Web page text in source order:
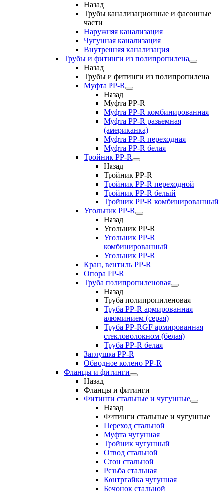
Назад
Трубы канализационные и фасонные
части
Наружняя канализация
Чугунная канализация
Внутренняя канализация
Трубы и фитинги из полипропилена
Назад
Трубы и фитинги из полипропилена
Муфта PP-R
Назад
Муфта PP-R
Муфта РР-R комбинированная
Муфта РР-R разьемная
(американка)
Муфта РР-R переходная
Муфта РР-R белая
Тройник PP-R
Назад
Тройник PP-R
Тройник РР-R переходной
Тройник РР-R белый
Тройник РР-R комбинированный
Угольник PP-R
Назад
Угольник PP-R
Угольник РР-R
комбинированный
Угольник РР-R
Кран, вентиль PP-R
Опора PP-R
Труба полипропиленовая
Назад
Труба полипропиленовая
Труба PP-R армированная
алюминием (серая)
Труба PP-RGF армированная
стекловолокном (белая)
Труба РР-R белая
Заглушка PP-R
Обводное колено PP-R
Фланцы и фитинги
Назад
Фланцы и фитинги
Фитинги стальные и чугунные
Назад
Фитинги стальные и чугунные
Переход стальной
Муфта чугунная
Тройник чугунный
Отвод стальной
Сгон стальной
Резьба стальная
Контргайка чугунная
Бочонок стальной